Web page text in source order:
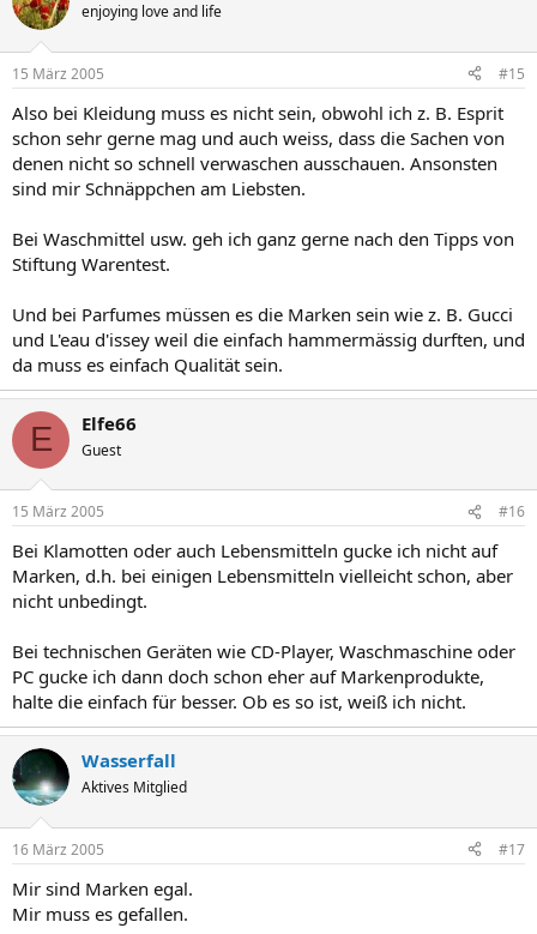
enjoying love and life
15 März 2005 #15
Also bei Kleidung muss es nicht sein, obwohl ich z. B. Esprit
schon sehr gerne mag und auch weiss, dass die Sachen von
denen nicht so schnell verwaschen ausschauen. Ansonsten
sind mir Schnäppchen am Liebsten.
Bei Waschmittel usw. geh ich ganz gerne nach den Tipps von
Stiftung Warentest.
Und bei Parfumes müssen es die Marken sein wie z. B. Gucci
und L'eau d'issey weil die einfach hammermässig durften, und
da muss es einfach Qualität sein.
E Elfe66
Guest
15 März 2005 #16
Bei Klamotten oder auch Lebensmitteln gucke ich nicht auf
Marken, d.h. bei einigen Lebensmitteln vielleicht schon, aber
nicht unbedingt.
Bei technischen Geräten wie CD-Player, Waschmaschine oder
PC gucke ich dann doch schon eher auf Markenprodukte,
halte die einfach für besser. Ob es so ist, weiß ich nicht.
Wasserfall
Aktives Mitglied
16 März 2005 #17
Mir sind Marken egal.
Mir muss es gefallen.